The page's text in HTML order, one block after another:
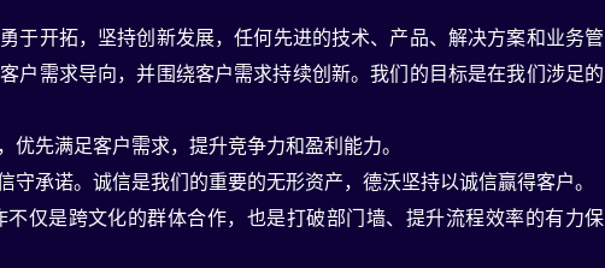
于开拓，坚持创新发展，任何先进的技术、产品、解决方案和业务管
户需求导向，并围绕客户需求持续创新。我们的目标是在我们涉足的
先满足客户需求，提升竞争力和盈利能力。
承诺。诚信是我们的重要的无形资产，德沃坚持以诚信赢得客户。
仅是跨文化的群体合作，也是打破部门墙、提升流程效率的有力保